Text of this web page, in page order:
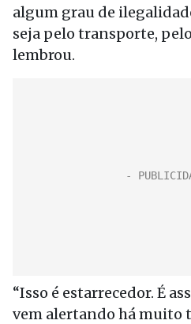
algum grau de
seja pelo transporte,
lembrou.
“Isso é estarrecedor. É
vem alertando há muito